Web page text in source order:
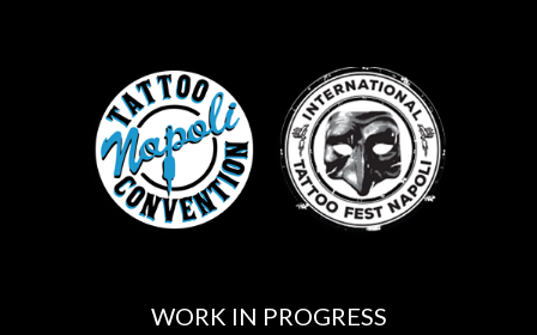
WORK IN PROGRESS